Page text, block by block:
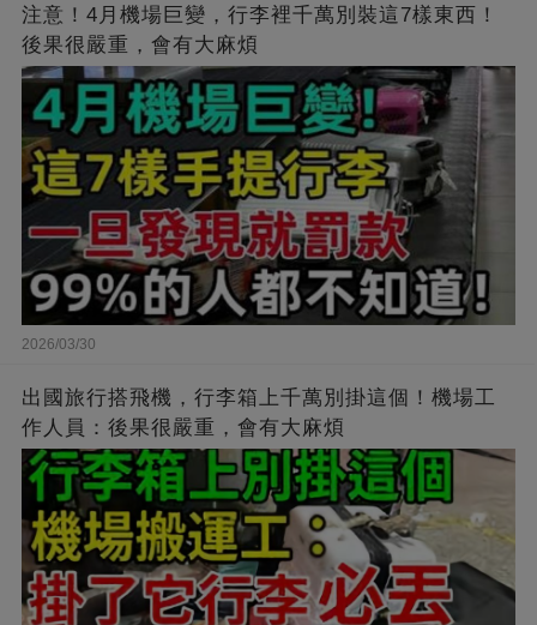
注意！4月機場巨變，行李裡千萬別裝這7樣東西！
後果很嚴重，會有大麻煩
2026/03/30
出國旅行搭飛機，行李箱上千萬別掛這個！機場工
作人員：後果很嚴重，會有大麻煩